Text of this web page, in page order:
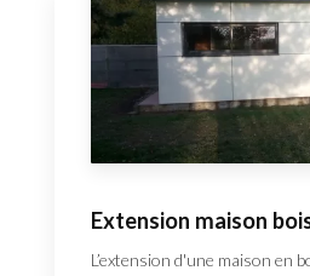
Extension maison
L’extension d'une maison en